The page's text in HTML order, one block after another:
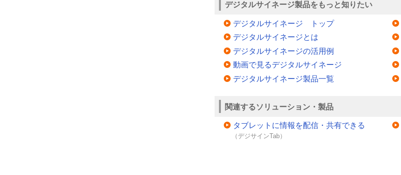
デジタルサイネージ製品をもっと知りたい
デジタルサイネージ トップ
デジタルサイネージとは
デジタルサイネージの活用例
動画で見るデジタルサイネージ
デジタルサイネージ製品一覧
関連するソリューション・製品
タブレットに情報を配信・共有できる
（デジサインTab）